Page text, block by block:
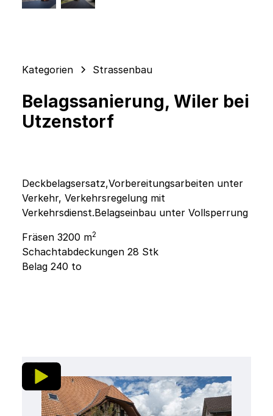
Kategorien Strassenbau
Belagssanierung, Wiler bei
Utzenstorf
Deckbelagsersatz,Vorbereitungsarbeiten unter
Verkehr, Verkehrsregelung mit
Verkehrsdienst.Belagseinbau unter Vollsperrung
Fräsen 3200 m2
Schachtabdeckungen 28 Stk
Belag 240 to